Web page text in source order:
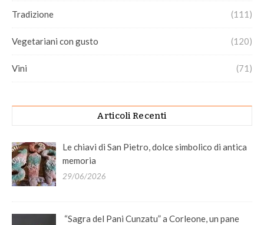
Tradizione (111)
Vegetariani con gusto (120)
Vini (71)
Articoli Recenti
Le chiavi di San Pietro, dolce simbolico di antica
memoria
29/06/2026
“Sagra del Pani Cunzatu” a Corleone, un pane